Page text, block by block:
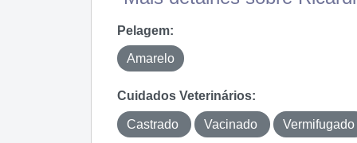
Pelagem:
Amarelo
Cuidados Veterinários:
Castrado Vacinado Vermifugado